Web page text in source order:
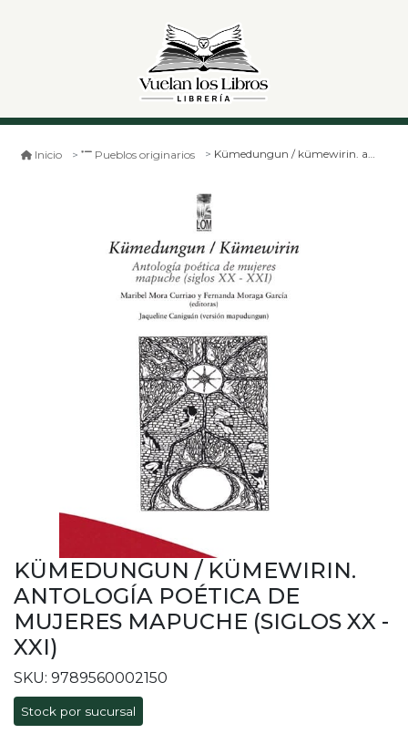
Inicio Pueblos originarios Kümedungun / kümewirin. antología poética de mujeres mapuche (siglos xx - xxi)
KÜMEDUNGUN / KÜMEWIRIN.
ANTOLOGÍA POÉTICA DE
MUJERES MAPUCHE (SIGLOS XX -
XXI)
SKU: 9789560002150
Stock por sucursal